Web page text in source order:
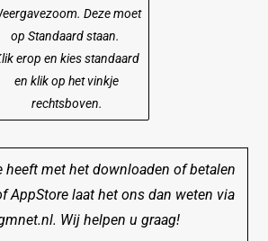
Deze moet
op Standaard staan.
erop en kies standaard
en klik op het vinkje
rechtsboven.
heeft met het downloaden of betalen
AppStore laat het ons dan weten via
Wij helpen u graag!